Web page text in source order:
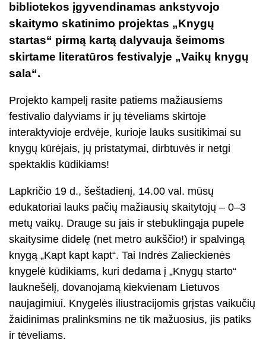
bibliotekos įgyvendinamas ankstyvojo
skaitymo skatinimo projektas „Knygų
startas“ pirmą kartą dalyvauja šeimoms
skirtame literatūros festivalyje „Vaikų knygų
sala“.
Projekto kampelį rasite patiems mažiausiems
festivalio dalyviams ir jų tėveliams skirtoje
interaktyvioje erdvėje, kurioje lauks susitikimai su
knygų kūrėjais, jų pristatymai, dirbtuvės ir netgi
spektaklis kūdikiams!
Lapkričio 19 d., šeštadienį, 14.00 val. mūsų
edukatoriai lauks pačių mažiausių skaitytojų – 0–3
metų vaikų. Drauge su jais ir stebuklingąja pupele
skaitysime didelę (net metro aukščio!) ir spalvingą
knygą „Kapt kapt kapt“. Tai Indrės Zalieckienės
knygelė kūdikiams, kuri dedama į „Knygų starto“
lauknešėlį, dovanojamą kiekvienam Lietuvos
naujagimiui. Knygelės iliustracijomis grįstas vaikučių
žaidinimas pralinksmins ne tik mažuosius, jis patiks
ir tėveliams.